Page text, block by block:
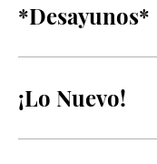
*Desayunos*
¡Lo Nuevo!